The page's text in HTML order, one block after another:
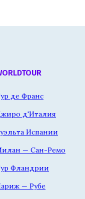
де Франс
д'Италия
Испании
— Сан-Ремо
Фландрии
— Рубе